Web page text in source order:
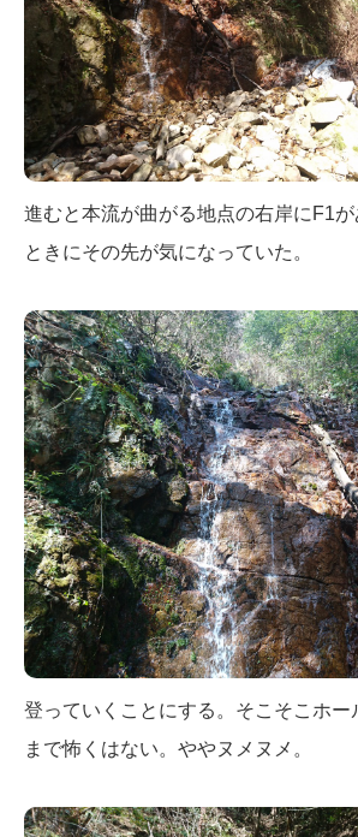
進むと本流が曲がる地点の右岸にF1
ときにその先が気になっていた。
登っていくことにする。そこそこホー
まで怖くはない。ややヌメヌメ。